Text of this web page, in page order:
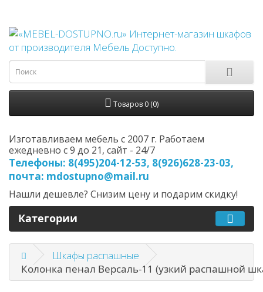
Товаров 0 (0)
Изготавливаем мебель с 2007 г. Работаем
ежедневно с 9 до 21, cайт - 24/7
Телефоны: 8(495)204-12-53, 8(926)628-23-03,
почта: mdostupno@mail.ru
Нашли дешевле? Снизим цену и подарим скидку!
Категории
Шкафы распашные
Колонка пенал Версаль-11 (узкий распашной